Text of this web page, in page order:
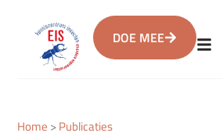
DOE MEE
Home >Publicaties